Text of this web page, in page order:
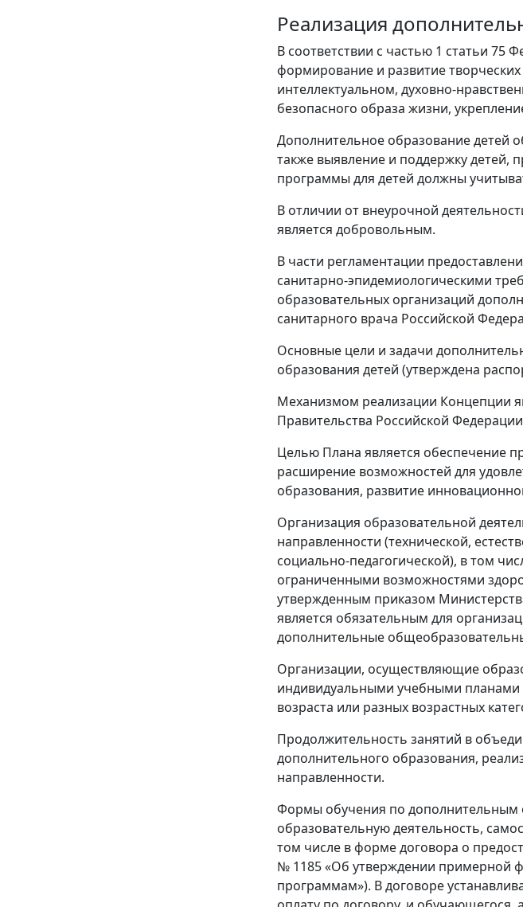
Реализация
В соответствии с частью 1 статьи 75
формирование и развитие
интеллектуальном, духовно-
безопасного образа жизни,
Дополнительное образование детей
также выявление и поддержку
программы для детей должны
В отличии от внеурочной
является добровольным.
В части регламентации
санитарно-эпидемиологическими
образовательных организаций
санитарного врача Российской
Основные цели и задачи
образования детей (утверждена
Механизмом реализации Концепции
Правительства Российской
Целью Плана является обеспечение
расширение возможностей для
образования, развитие
Организация образовательной
направленности (технической,
социально-педагогической), в том
ограниченными возможностями
утвержденным приказом
является обязательным для
дополнительные
Организации, осуществляющие
индивидуальными учебными
возраста или разных возрастных
Продолжительность занятий в
дополнительного образования,
направленности.
Формы обучения по дополнительным
образовательную деятельность,
том числе в форме договора о
№ 1185 «Об утверждении примерной
программам»). В договоре